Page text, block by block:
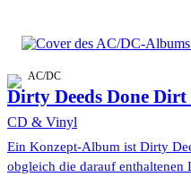
AC/DC
Dirty Deeds Done Dirt
CD & Vinyl
Ein Konzept-Album ist Dirty
obgleich die darauf enthaltenen